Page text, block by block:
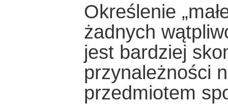
Określenie
żadnych
jest bardziej
przynależności
przedmiotem